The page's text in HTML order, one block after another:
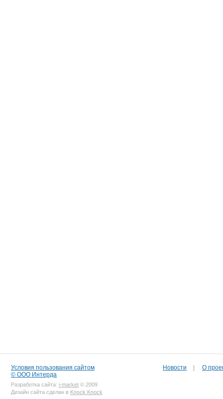
Условия пользования сайтом
© ООО Интерда
Разработка сайта: i-market © 2009
Дизайн сайта сделан в Knock Knock
Новости О